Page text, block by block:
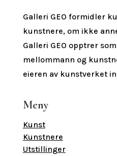
Galleri GEO formidler
kunstnere, om ikke
Galleri GEO opptrer
mellommann og
eieren av kunstverket
Meny
Kunst
Kunstnere
Utstillinger